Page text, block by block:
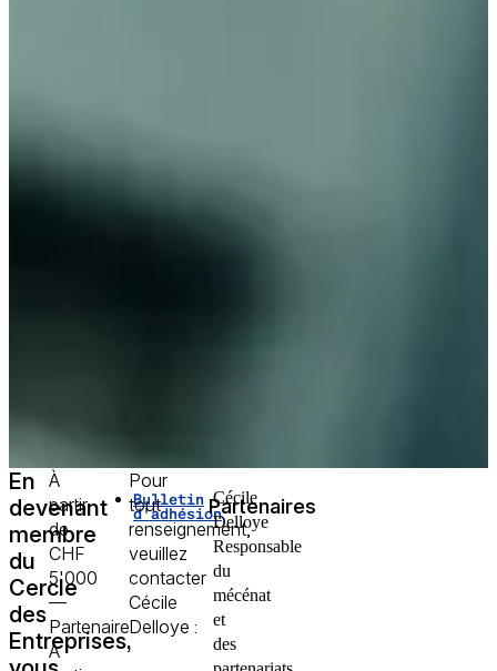
En
devenant
membre
du
Cercle
des
Entreprises,
À
partir
de
CHF
5'000
—
Partenaire
À
Bulletin
d'adhésion
Pour
tout
renseignement,
veuillez
contacter
Cécile
Delloye :
Cécile
Delloye
Responsable
du
mécénat
et
des
Partenaires